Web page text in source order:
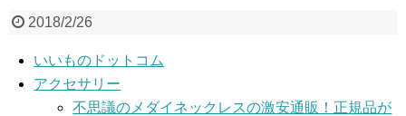
2018/2/26
いいものドットコム
アクセサリー
不思議のメダイネックレスの激安通販！正規品が